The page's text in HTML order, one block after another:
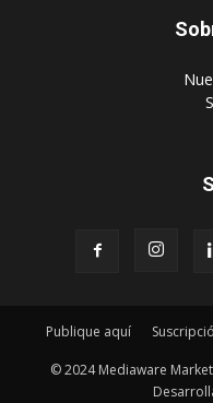
Publique aquí
© 2024 Mediaware